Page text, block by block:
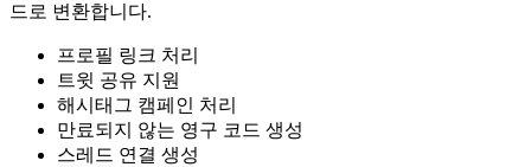
드로 변환합니다.
프로필 링크 처리
트윗 공유 지원
해시태그 캠페인 처리
만료되지 않는 영구 코드 생성
스레드 연결 생성